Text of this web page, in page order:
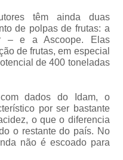
têm ainda duas
de polpas de frutas: a
– e a Ascoope. Elas
de frutas, em especial
de 400 toneladas
dados do Idam, o
por ser bastante
o que o diferencia
o restante do país. No
não é escoado para